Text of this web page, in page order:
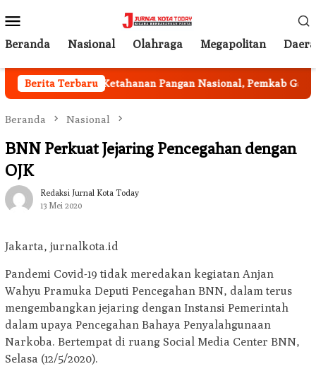
ke
kontenMobile
Beranda Nasional Olahraga Megapolitan
Berita Terbaru
Program Ketahanan Pangan Nasional, Pemkab Garut
Beranda Nasional
BNN Perkuat Jejaring Pencegahan dengan
OJK
Redaksi Jurnal Kota Today
13 Mei 2020
Jakarta, jurnalkota.id
Pandemi Covid-19 tidak meredakan kegiatan Anjan
Wahyu Pramuka Deputi Pencegahan BNN, dalam terus
mengembangkan jejaring dengan Instansi Pemerintah
dalam upaya Pencegahan Bahaya Penyalahgunaan
Narkoba. Bertempat di ruang Social Media Center BNN,
Selasa (12/5/2020).